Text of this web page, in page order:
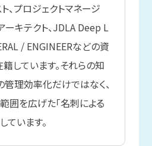
、プロジェクトマネージ
ーキテクト、JDLA Deep L
/ ENGINEERなどの資
しています。それらの知
管理効率化だけではなく、
囲を広げた「名刺による
ています。